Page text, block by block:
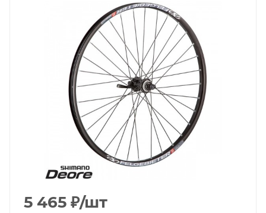
5 465 ₽/шт